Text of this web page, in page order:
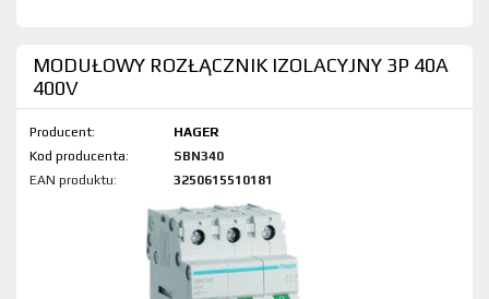
MODUŁOWY ROZŁĄCZNIK IZOLACYJNY 3P 40A
400V
Producent:
HAGER
Kod produktu:
SBN340
EAN produktu:
3250615510181